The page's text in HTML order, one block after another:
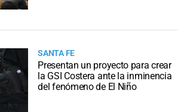
SANTA FE
Presentan un proyecto para crear
la GSI Costera ante la inminencia
del fenómeno de El Niño